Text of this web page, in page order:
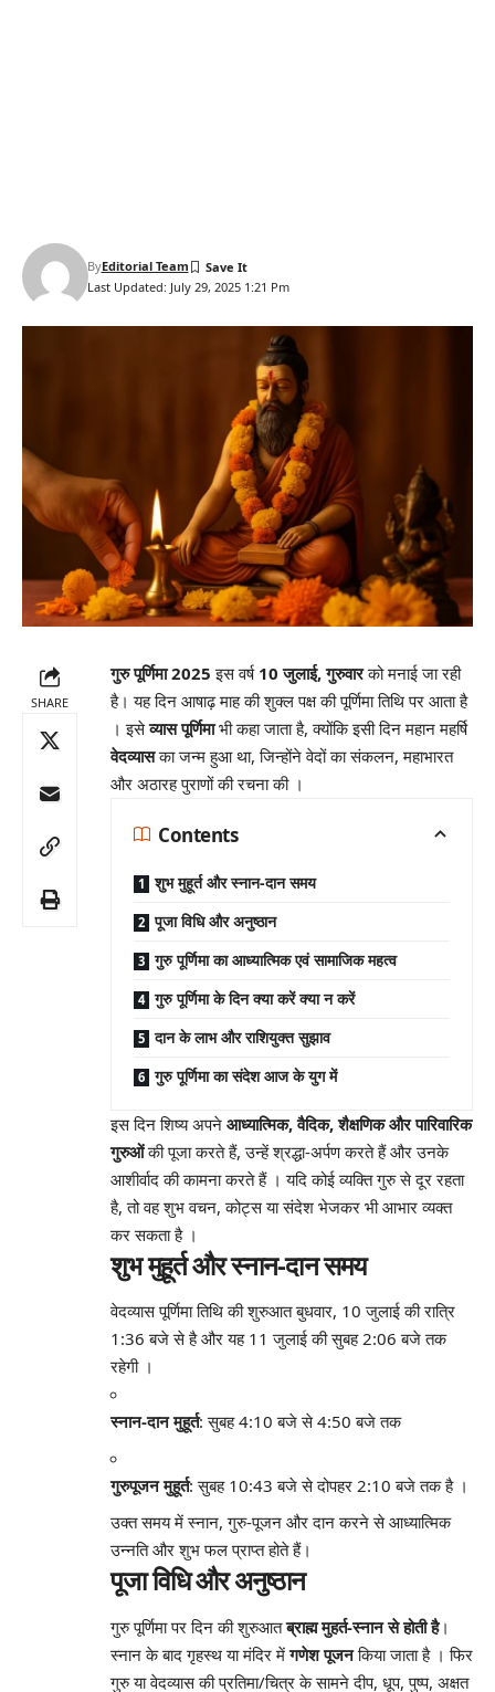
Last Updated: July 29, 2025 1:21 Pm
ByEditorial Team
SHARE
गुरु पूर्णिमा 2025 इस वर्ष 10 जुलाई, गुरुवारको मनाई जा रही
है। यह दिन आषाढ़ माह की शुक्ल पक्ष की पूर्णिमा तिथि पर आता है
। इसेव्यास पूर्णिमाभी कहा जाता है, क्योंकि इसी दिन महान महर्षि
वेदव्यासका जन्म हुआ था, जिन्होंने वेदों का संकलन, महाभारत
और अठारह पुराणों की रचना की।
Contents
शुभ मुहूर्त और स्नान-दान समय
पूजा विधि और अनुष्ठान
गुरु पूर्णिमा का आध्यात्मिक एवं सामाजिक महत्व
गुरु पूर्णिमा के दिन क्या करें क्या न करें
दान के लाभ और राशियुक्त सुझाव
गुरु पूर्णिमा का संदेश आज के युग में
इस दिन शिष्य अपने आध्यात्मिक, वैदिक, शैक्षणिक और पारिवारिक
गुरुओंकी पूजा करते हैं, उन्हें श्रद्धा-अर्पण करते हैं और उनके
आशीर्वाद की कामना करते हैं । यदि कोई व्यक्ति गुरु से दूर रहता
है, तो वह शुभ वचन, कोट्स या संदेश भेजकर भी आभार व्यक्त
कर सकता है।
शुभ मुहूर्त और स्नान-दान समय
वेदव्यास पूर्णिमा तिथि की शुरुआत बुधवार, 10 जुलाई की रात्रि
1:36 बजे से है और यह 11 जुलाई की सुबह 2:06 बजे तक
रहेगी।
स्नान-दान मुहूर्त: सुबह 4:10 बजे से 4:50 बजे तक
गुरुपूजन मुहूर्त: सुबह 10:43 बजे से दोपहर 2:10 बजे तक है।
उक्त समय में स्नान, गुरु-पूजन और दान करने से आध्यात्मिक
उन्नति और शुभ फल प्राप्त होते हैं।
पूजा विधि और अनुष्ठान
गुरु पूर्णिमा पर दिन की शुरुआतब्राह्म मुहर्त-स्नान से होती है।
स्नान के बाद गृहस्थ या मंदिर मेंगणेश पूजनकिया जाता है । फिर
गुरु या वेदव्यास की प्रतिमा/चित्र के सामने दीप, धूप, पुष्प, अक्षत